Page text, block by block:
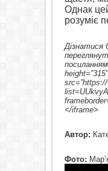
Однак
розуміє
Дізнатися
height=”315″
</iframe>
Автор:
Фото: